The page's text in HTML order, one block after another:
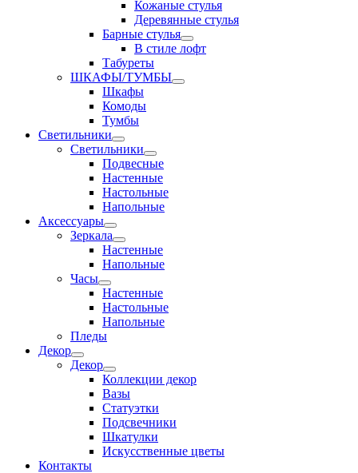
Кожаные стулья
Деревянные стулья
Барные стулья
В стиле лофт
Табуреты
ШКАФЫ/ТУМБЫ
Шкафы
Комоды
Тумбы
Светильники
Светильники
Подвесные
Настенные
Настольные
Напольные
Аксессуары
Зеркала
Настенные
Напольные
Часы
Настенные
Настольные
Напольные
Пледы
Декор
Декор
Коллекции декор
Вазы
Статуэтки
Подсвечники
Шкатулки
Искусственные цветы
Контакты